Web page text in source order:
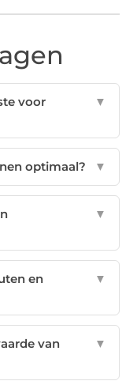
voor
▼
optimaal? ▼
▼
en
▼
van
▼